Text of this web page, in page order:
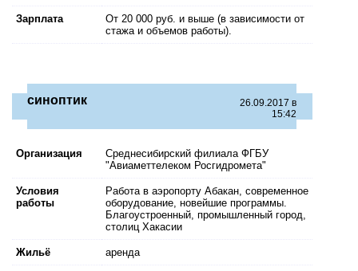
Зарплата
От 20 000 руб. и выше (в зависимости от
стажа и объемов работы).
синоптик
26.09.2017 в
15:42
Организация
Среднесибирский филиала ФГБУ
"Авиаметтелеком Росгидромета"
Условия
работы
Работа в аэропорту Абакан, современное
оборудование, новейшие программы.
Благоустроенный, промышленный город,
столиц Хакасии
Жильё аренда